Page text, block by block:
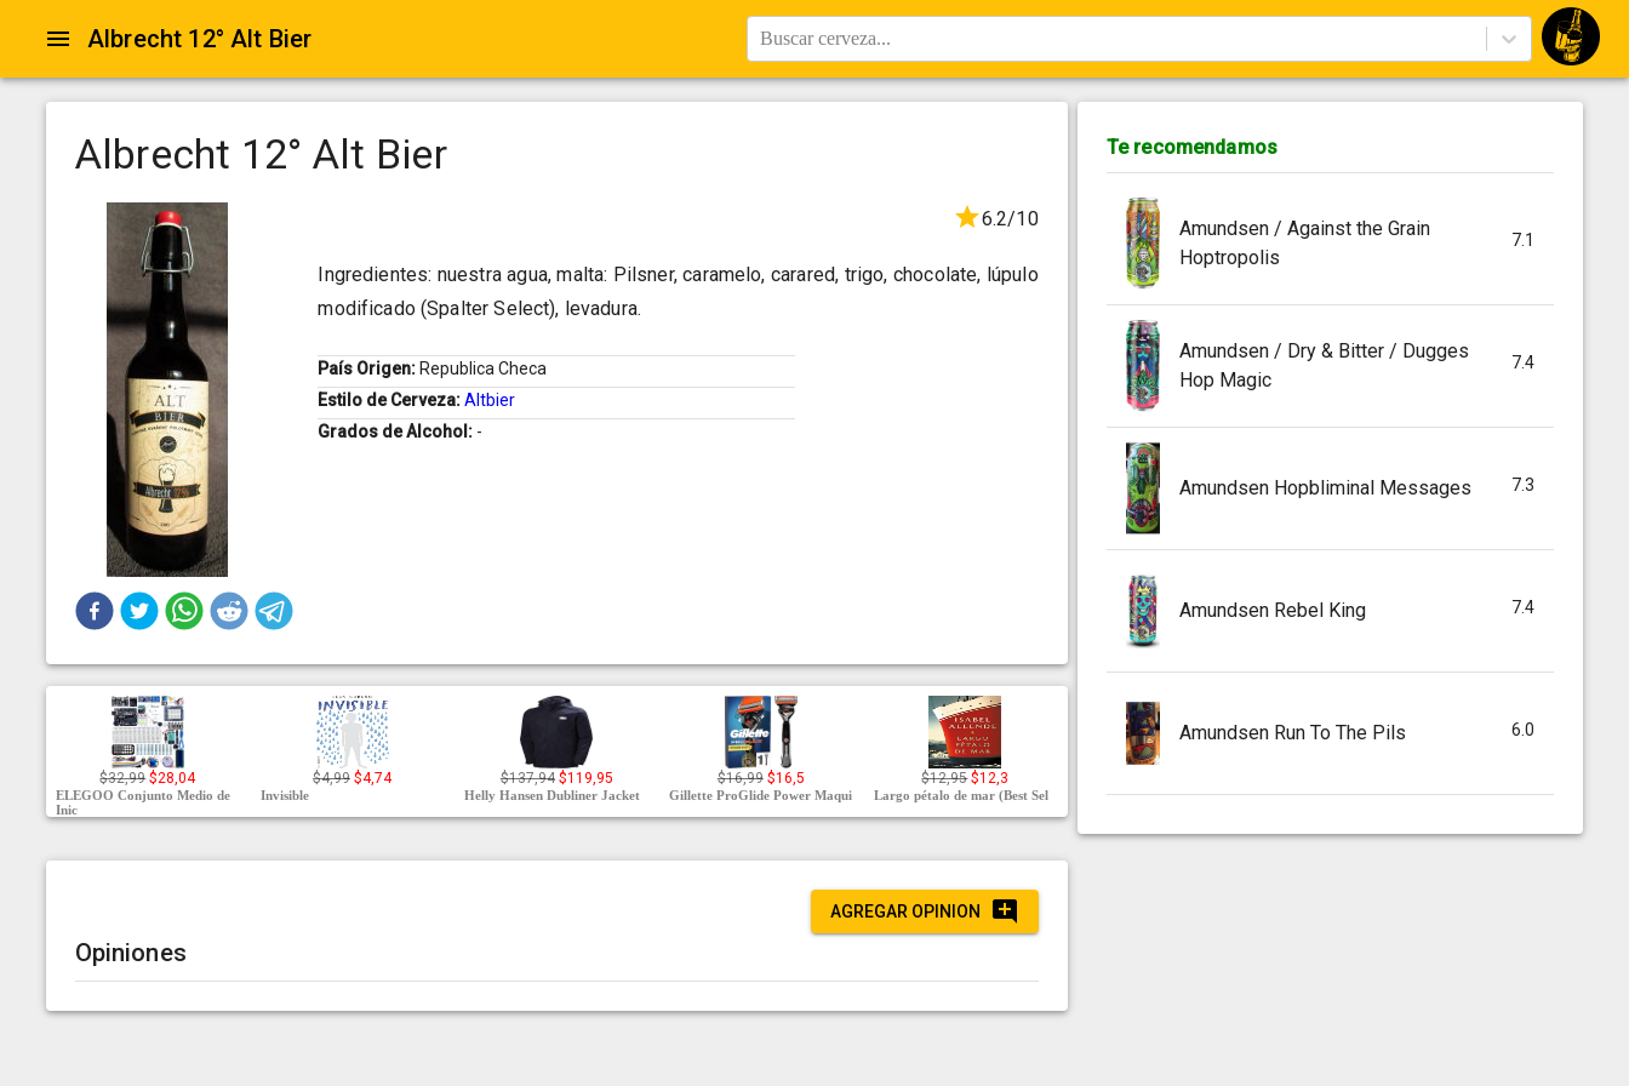
Albrecht 12° Alt Bier Buscar cerveza...
Albrecht 12° Alt Bier
6.2/10
Ingredientes: nuestra agua, malta: Pilsner, caramelo, carared, trigo, chocolate, lúpulo
modificado (Spalter Select), levadura.
País Origen: Republica Checa
Estilo de Cerveza:Altbier
Grados de Alcohol: -
$32,99 $28,04
ELEGOO Conjunto Medio de
Inic
$4,99 $4,74
Invisible
$137,94 $119,95
Helly Hansen Dubliner Jacket
$16,99 $16,5
Gillette ProGlide Power Maqui
$12,95 $12,3
Largo pétalo de mar (Best Sel
AGREGAR OPINION
Opiniones
Te recomendamos
Amundsen / Against the Grain
Hoptropolis
7.1
Amundsen / Dry & Bitter / Dugges
Hop Magic
7.4
Amundsen Hopbliminal Messages 7.3
Amundsen Rebel King 7.4
Amundsen Run To The Pils 6.0